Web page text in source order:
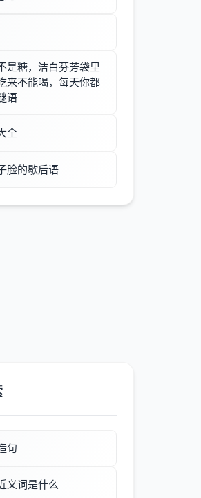
是糖，洁白芬芳袋里
来不能喝，每天你都
语
全
脸的歇后语
句
义词是什么